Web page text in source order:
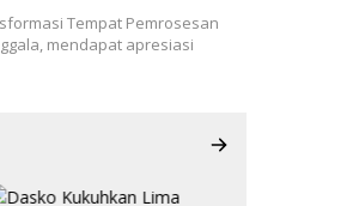
Tempat Pemrosesan
mendapat apresiasi